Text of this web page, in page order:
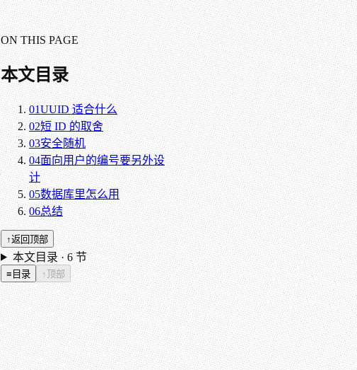
ON THIS PAGE
本文目录
01UUID 适合什么
02短 ID 的取舍
03安全随机
04面向用户的编号要另外设
计
05数据库里怎么用
06总结
↑返回顶部
本文目录 ·6节
≡ 目录 ↑ 顶部